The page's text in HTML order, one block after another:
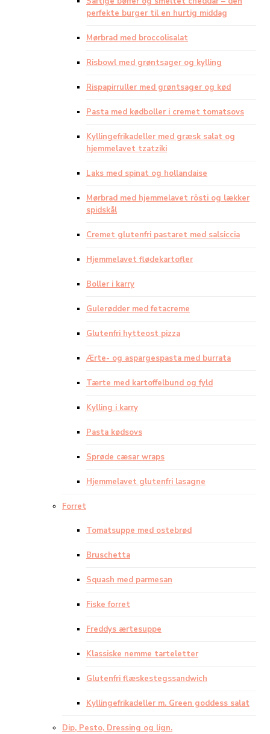
perfekte burger til en hurtig middag
Mørbrad med broccolisalat
Risbowl med grøntsager og kylling
Rispapirruller med grøntsager og kød
Pasta med kødboller i cremet tomatsovs
Kyllingefrikadeller med græsk salat og
hjemmelavet tzatziki
Laks med spinat og hollandaise
Mørbrad med hjemmelavet rösti og lækker
spidskål
Cremet glutenfri pastaret med salsiccia
Hjemmelavet flødekartofler
Boller i karry
Gulerødder med fetacreme
Glutenfri hytteost pizza
Ærte- og aspargespasta med burrata
Tærte med kartoffelbund og fyld
Kylling i karry
Pasta kødsovs
Sprøde cæsar wraps
Hjemmelavet glutenfri lasagne
Forret
Tomatsuppe med ostebrød
Bruschetta
Squash med parmesan
Fiske forret
Freddys ærtesuppe
Klassiske nemme tarteletter
Glutenfri flæskestegssandwich
Kyllingefrikadeller m. Green goddess salat
Dip, Pesto, Dressing og lign.